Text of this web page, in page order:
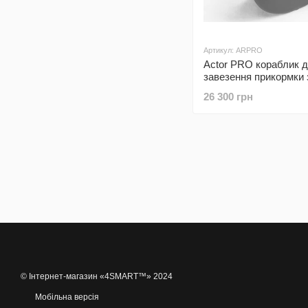
Артикул: ARPRO
Actor PRO кораблик
завезення прикормки
GPS + Sonar та
26 300 грн
© Інтернет-магазин «4SMART™» 2024
Мобільна версія